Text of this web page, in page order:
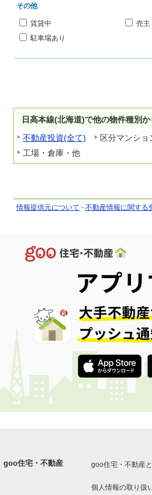
その他
賃貸中 売主
駐車場あり
日高本線(北海道)で他の物件種別
不動産投資(全て)
区分マンショ
工場・倉庫・他
情報提供元について - 不動産情報に関する
goo住宅・不動産 goo住宅・不動産
個人情報の取り扱